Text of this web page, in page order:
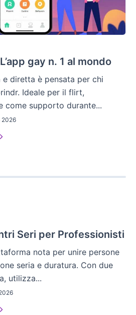
gay n. 1 al mondo
diretta è pensata per chi
Ideale per il flirt,
come supporto durante...
2026
Seri per Professionisti
nota per unire persone
seria e duratura. Con due
utilizza...